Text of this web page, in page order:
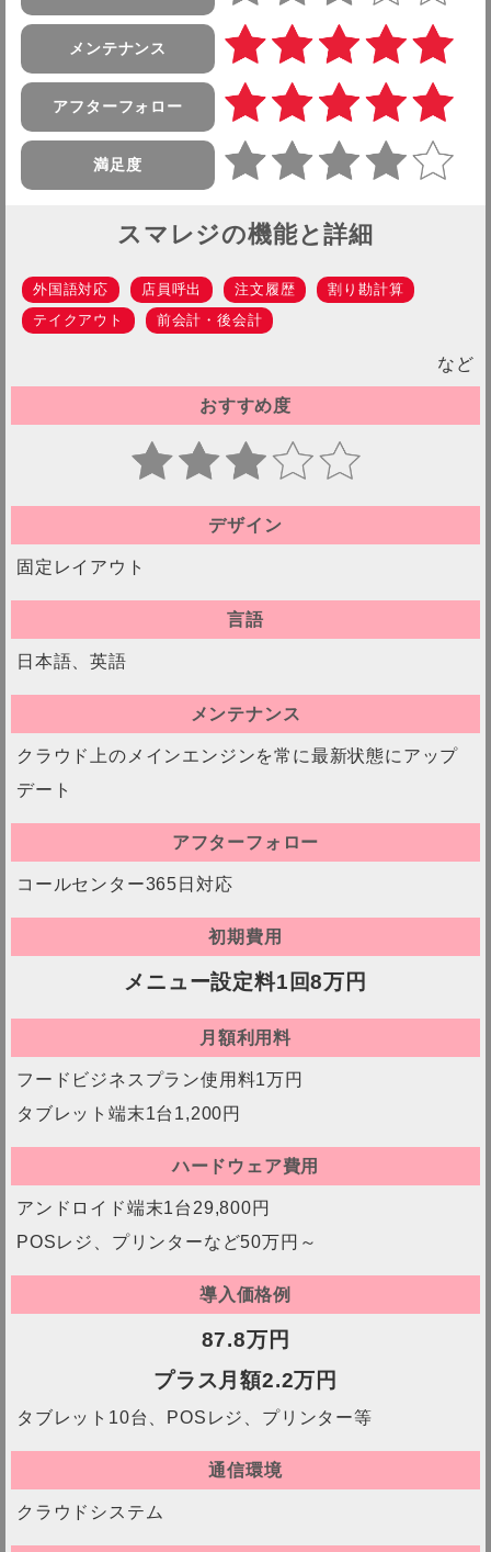
メンテナンス
アフターフォロー
満足度
スマレジの機能と詳細
外国語対応 店員呼出 注文履歴
割り勘計算
テイクアウト
前会計・後会計
など
おすすめ度
デザイン
固定レイアウト
言語
日本語、英語
メンテナンス
クラウド上のメインエンジンを常に最新状態にアップ
デート
アフターフォロー
コールセンター365日対応
初期費用
メニュー設定料1回8万円
月額利用料
フードビジネスプラン使用料1万円
タブレット端末1台1,200円
ハードウェア費用
アンドロイド端末1台29,800円
POSレジ、プリンターなど50万円～
導入価格例
87.8万円
プラス月額2.2万円
タブレット10台、POSレジ、プリンター等
通信環境
クラウドシステム